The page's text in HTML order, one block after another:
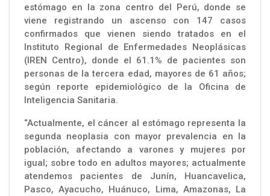
estómago en la zona centro del Perú, donde se
viene registrando un ascenso con 147 casos
confirmados que vienen siendo tratados en el
Instituto Regional de Enfermedades Neoplásicas
(IREN Centro), donde el 61.1% de pacientes son
personas de la tercera edad, mayores de 61 años;
según reporte epidemiológico de la Oficina de
Inteligencia Sanitaria.
“Actualmente, el cáncer al estómago representa la
segunda neoplasia con mayor prevalencia en la
población, afectando a varones y mujeres por
igual; sobre todo en adultos mayores; actualmente
atendemos pacientes de Junín, Huancavelica,
Pasco, Ayacucho, Huánuco, Lima, Amazonas, La